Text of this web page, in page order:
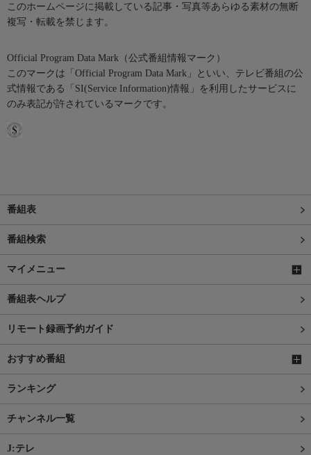
このホームページに掲載している記事・写真等あらゆる素材の無断
複写・転載を禁じます。
Official Program Data Mark（公式番組情報マーク）
このマークは「Official Program Data Mark」といい、テレビ番組の公
式情報である「SI(Service Information)情報」を利用したサービスに
のみ表記が許されているマークです。
番組表
番組検索
マイメニュー
番組表ヘルプ
リモート録画予約ガイド
おすすめ番組
ランキング
チャンネル一覧
J:テレ